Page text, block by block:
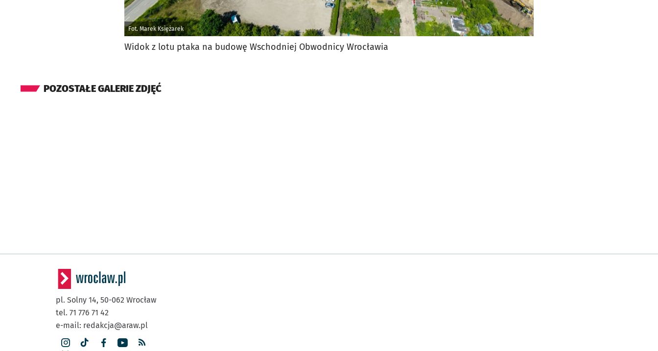
Fot. Marek Księżarek
Widok z lotu ptaka na budowę Wschodniej Obwodnicy Wrocławia
POZOSTAŁE GALERIE ZDJĘĆ
pl. Solny 14, 50-062 Wrocław
tel. 71 776 71 42
e-mail: redakcja@araw.pl